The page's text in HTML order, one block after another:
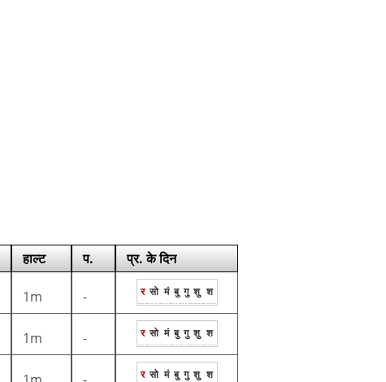
हाल्ट प. प्र. के दिन
1m - र सो मं बु गु शु श
1m - र सो मं बु गु शु श
र सो मं बु गु शु श